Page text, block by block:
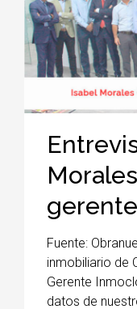
Fuente:
inmobiliario de
Gerente
datos de